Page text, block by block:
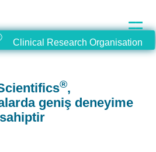
Clinical Research Organisation
®,
geniş deneyime
sahiptir